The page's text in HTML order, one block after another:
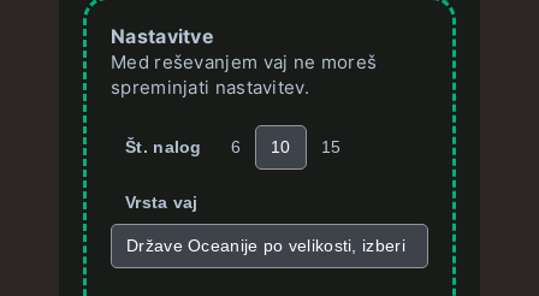
Nastavitve
Med reševanjem vaj ne moreš
spreminjati nastavitev.
Št. nalog 6 10 15
Vrsta vaj
Države Oceanije po velikosti, izberi